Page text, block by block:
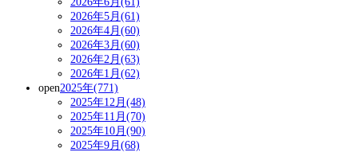
2026年5月(61)
2026年4月(60)
2026年3月(60)
2026年2月(63)
2026年1月(62)
open2025年(771)
2025年12月(48)
2025年11月(70)
2025年10月(90)
2025年9月(68)